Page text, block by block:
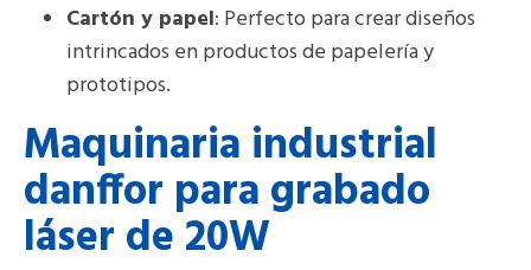
Cartón y papel: Perfecto para crear diseños
intrincados en productos de papelería y
prototipos.
Maquinaria industrial
danffor para grabado
láser de 20W